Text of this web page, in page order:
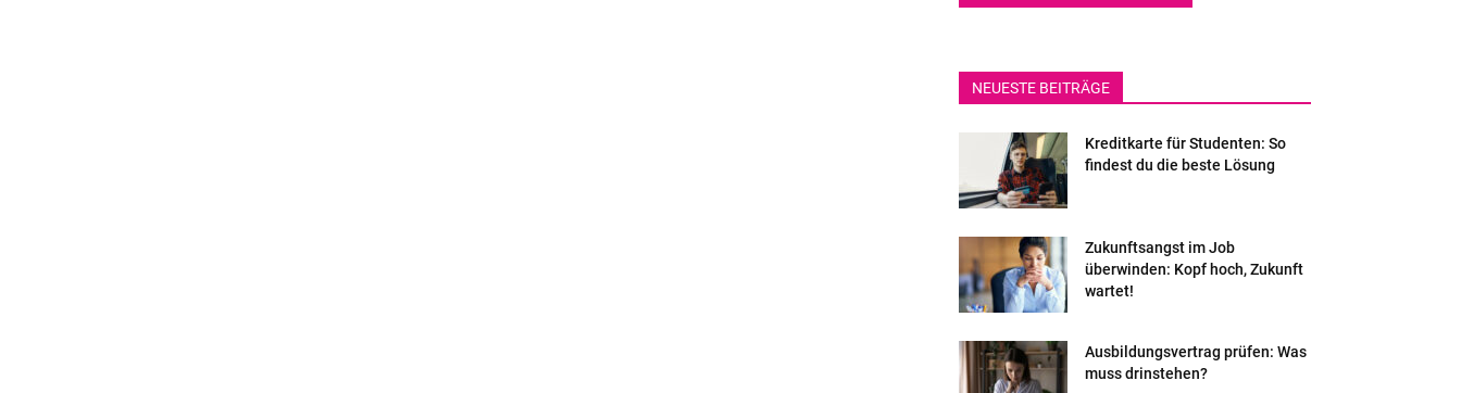
NEUESTE BEITRÄGE
Kreditkarte für Studenten: So
findest du die beste Lösung
Zukunftsangst im Job
überwinden: Kopf hoch, Zukunft
wartet!
Ausbildungsvertrag prüfen: Was
muss drinstehen?